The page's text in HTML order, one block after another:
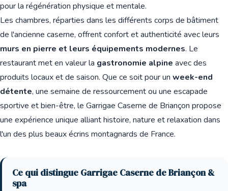
pour la régénération physique et mentale.
Les chambres, réparties dans les différents corps de bâtiment
de l'ancienne caserne, offrent confort et authenticité avec leurs
murs en pierre et leurs équipements modernes. Le
restaurant met en valeur la gastronomie alpine avec des
produits locaux et de saison. Que ce soit pour un week-end
détente, une semaine de ressourcement ou une escapade
sportive et bien-être, le Garrigae Caserne de Briançon propose
une expérience unique alliant histoire, nature et relaxation dans
l'un des plus beaux écrins montagnards de France.
Ce qui distingue Garrigae Caserne de Briançon &
spa